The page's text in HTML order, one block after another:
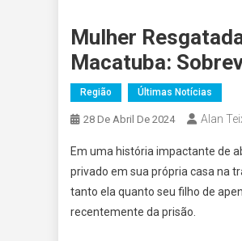
Mulher
Macatuba:
Região Últimas Notícias
28 De Abril De 2024 Alan
Em uma história impactante de
privado em sua própria casa na
tanto ela quanto seu filho de
recentemente da prisão.